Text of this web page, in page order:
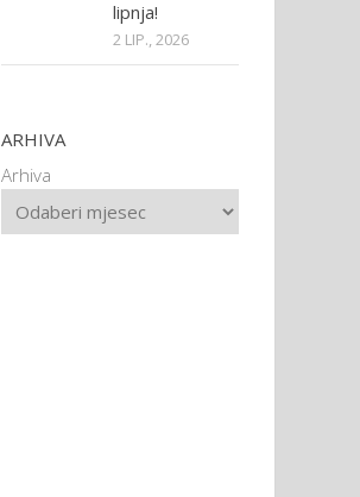
lipnja!
2 LIP., 2026
ARHIVA
Arhiva